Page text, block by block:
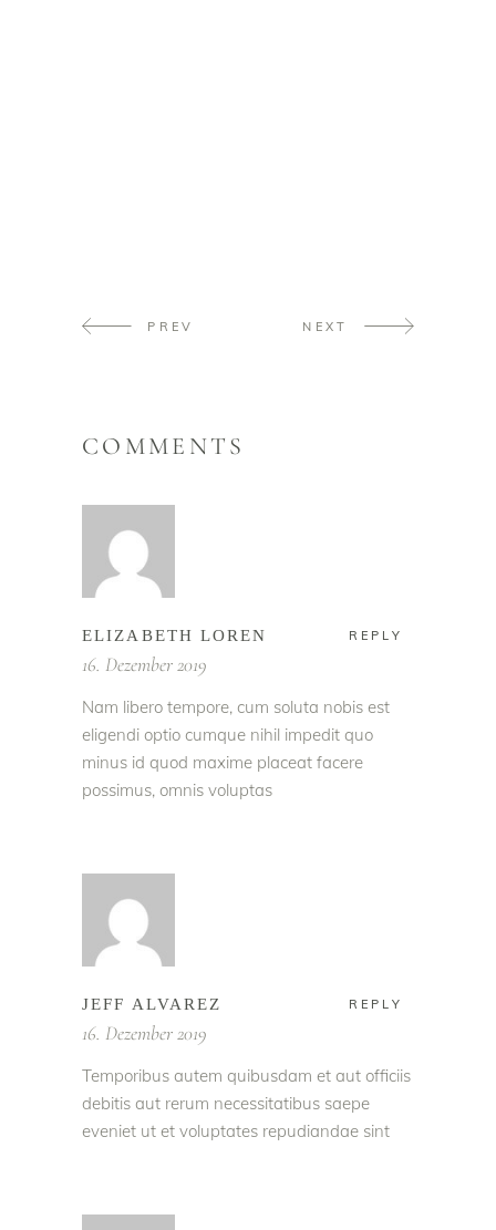
PREV NEXT
COMMENTS
ELIZABETH LOREN REPLY
16. Dezember 2019
Nam libero tempore, cum soluta nobis est
eligendi optio cumque nihil impedit quo
minus id quod maxime placeat facere
possimus, omnis voluptas
JEFF ALVAREZ REPLY
16. Dezember 2019
Temporibus autem quibusdam et aut officiis
debitis aut rerum necessitatibus saepe
eveniet ut et voluptates repudiandae sint